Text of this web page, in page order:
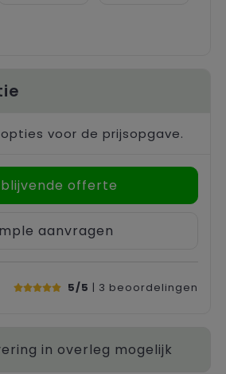
voor de prijsopgave.
offerte
aanvragen
5/5 | 3 beoordelingen
in overleg mogelijk